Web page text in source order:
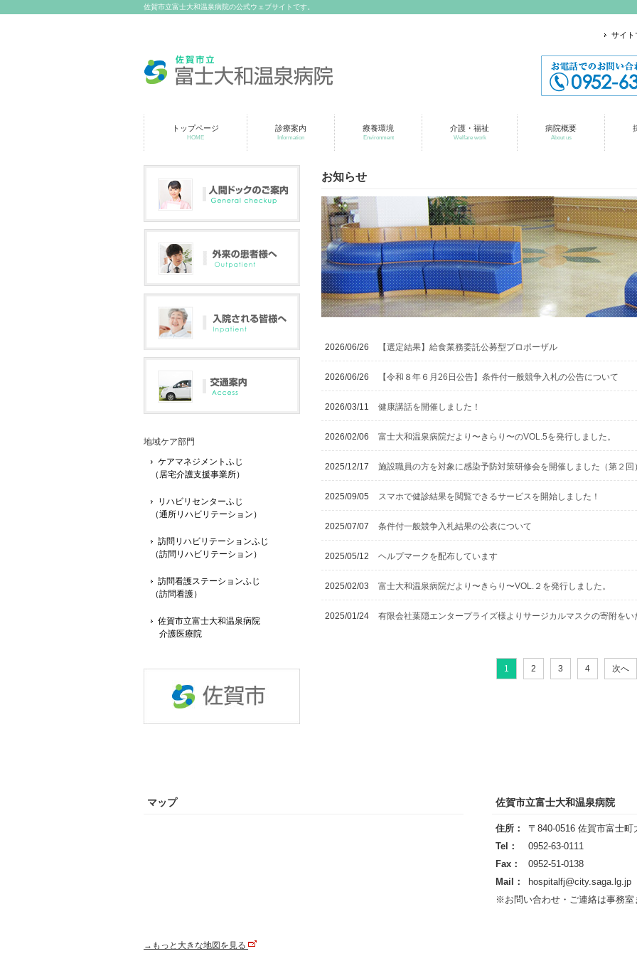
佐賀市立富士大和温泉病院の公式ウェブサイトです。
サイト
トップページ
HOME
診療案内
Information
療養環境
Environment
介護・福祉
Welfare work
病院概要
About us
お知らせ
2026/06/26 【選定結果】給食業務委託公募型プロポーザル
2026/06/26 【令和８年６月26日公告】条件付一般競争入札の公告について
2026/03/11 健康講話を開催しました！
2026/02/06 富士大和温泉病院だより〜きらり〜のVOL.5を発行しました。
2025/12/17 施設職員の方を対象に感染予防対策研修会を開催しました（第２回）
2025/09/05 スマホで健診結果を閲覧できるサービスを開始しました！
2025/07/07 条件付一般競争入札結果の公表について
2025/05/12 ヘルプマークを配布しています
2025/02/03 富士大和温泉病院だより〜きらり〜VOL.２を発行しました。
2025/01/24 有限会社葉隠エンタープライズ様よりサージカルマスクの寄附をい
1 2 3 4 次へ
地域ケア部門
ケアマネジメントふじ
（居宅介護支援事業所）
リハビリセンターふじ
（通所リハビリテーション）
訪問リハビリテーションふじ
（訪問リハビリテーション）
訪問看護ステーションふじ
（訪問看護）
佐賀市立富士大和温泉病院
介護医療院
マップ
→もっと大きな地図を見る
佐賀市立富士大和温泉病院
住所：
〒840-0516 佐賀市富士町
Tel：
0952-63-0111
Fax：
0952-51-0138
Mail：
hospitalfj@city.saga.lg.jp
※お問い合わせ・ご連絡は事務室